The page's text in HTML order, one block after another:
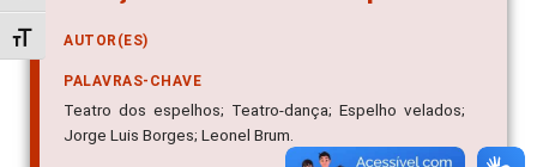
Alternar tamanho da fonte
AUTOR(ES)
PALAVRAS-CHAVE
Teatro dos espelhos; Teatro-dança; Espelho velados;
Jorge Luis Borges; Leonel Brum.